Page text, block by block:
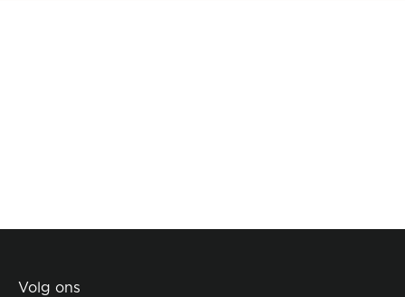
Volg ons